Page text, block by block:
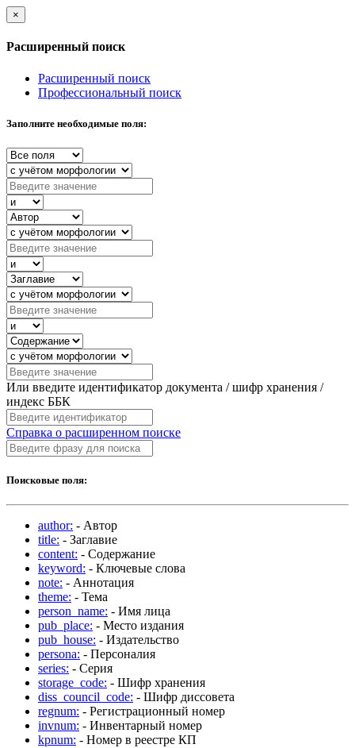
×
Расширенный поиск
Расширенный поиск
Профессиональный поиск
Заполните необходимые поля:
Или введите идентификатор документа / шифр хранения /
индекс ББК
Справка о расширенном поиске
Поисковые поля:
author: - Автор
title: - Заглавие
content: - Содержание
keyword: - Ключевые слова
note: - Аннотация
theme: - Тема
person_name: - Имя лица
pub_place: - Место издания
pub_house: - Издательство
persona: - Персоналия
series: - Серия
storage_code: - Шифр хранения
diss_council_code: - Шифр диссовета
regnum: - Регистрационный номер
invnum: - Инвентарный номер
kpnum: - Номер в реестре КП